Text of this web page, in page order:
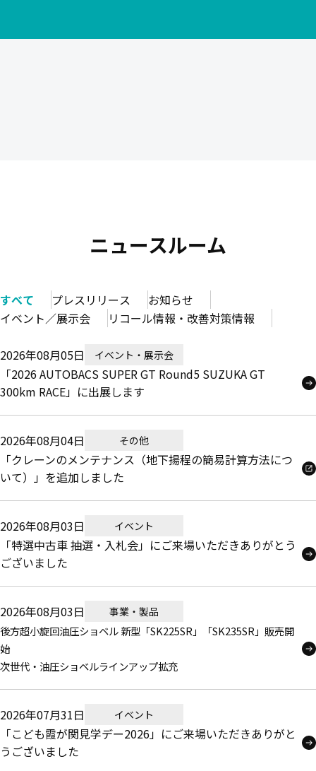
ニュースルーム
すべて プレスリリース
お知らせ
イベント／展示会
リコール情報・改善対策情報
2026年08月05日 イベント・展示会
「2026 AUTOBACS SUPER GT Round5 SUZUKA GT
300km RACE」に出展します
2026年08月04日 その他
「クレーンのメンテナンス（地下揚程の簡易計算方法につ
いて）」を追加しました
2026年08月03日 イベント
「特選中古車 抽選・入札会」にご来場いただきありがとう
ございました
2026年08月03日 事業・製品
後方超小旋回油圧ショベル 新型「SK225SR」「SK235SR」販売開
始
次世代・油圧ショベルラインアップ拡充
2026年07月31日 イベント
「こども霞が関見学デー2026」にご来場いただきありがと
うございました